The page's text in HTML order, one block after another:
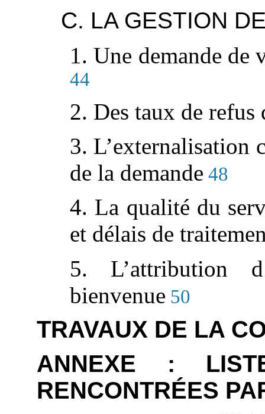
C. LA GESTION
1. Une demande de
44
2. Des taux de refus
3. L’externalisation
de la demande 48
4. La qualité du
et délais de
5. L’attribution
bienvenue 50
TRAVAUX DE LA
ANNEXE :
RENCONTRÉES